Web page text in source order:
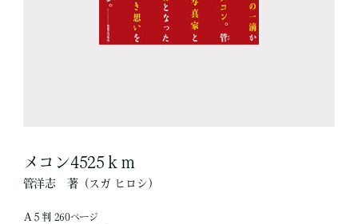
メコン4525ｋｍ
管洋志 著（スガ ヒロシ）
Ａ５判 260ページ